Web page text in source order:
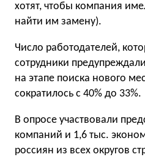
хотят, чтобы компания
найти им замену).
Число работодателей,
сотрудники
на этапе поиска нового
сократилось с 40% до 33%.
В опросе участвовали
компаний и 1,6 тыс.
россиян из всех округов